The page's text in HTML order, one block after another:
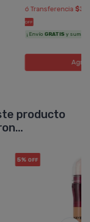
ó Transferencia
OFF
¡ Envío GRATIS y sumás
producto
5% OFF